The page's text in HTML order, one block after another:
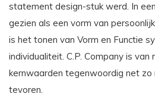
statement design-stuk werd. In
gezien als een vorm van
is het tonen van Vorm en Functie
individualiteit. C.P. Company is van
kernwaarden tegenwoordig net
tevoren.